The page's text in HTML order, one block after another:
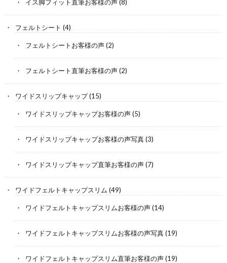
イス脚フィット直筆お客様の声(8)
フェルトシート (4)
フェルトシートお客様の声(2)
フェルトシート直筆お客様の声(2)
ワイドスリップキャップ(15)
ワイドスリップキャップお客様の声(5)
ワイドスリップキャップお客様の声写真(3)
ワイドスリップキャップ直筆お客様の声(7)
ワイドフェルトキャップスリム (49)
ワイドフェルトキャップスリムお客様の声(14)
ワイドフェルトキャップスリムお客様の声写真(19)
ワイドフェルトキャップスリム直筆お客様の声(19)